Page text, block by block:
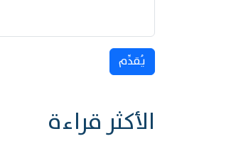
يُقدِّم
الأكثر قراءة